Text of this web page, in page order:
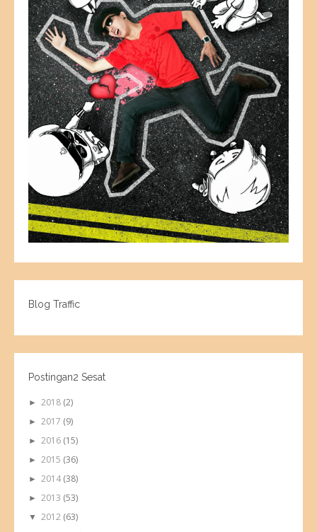
Blog Traffic
Postingan2 Sesat
► 2018 (2)
► 2017 (9)
► 2016 (15)
► 2015 (36)
► 2014 (38)
► 2013 (53)
▼ 2012 (63)